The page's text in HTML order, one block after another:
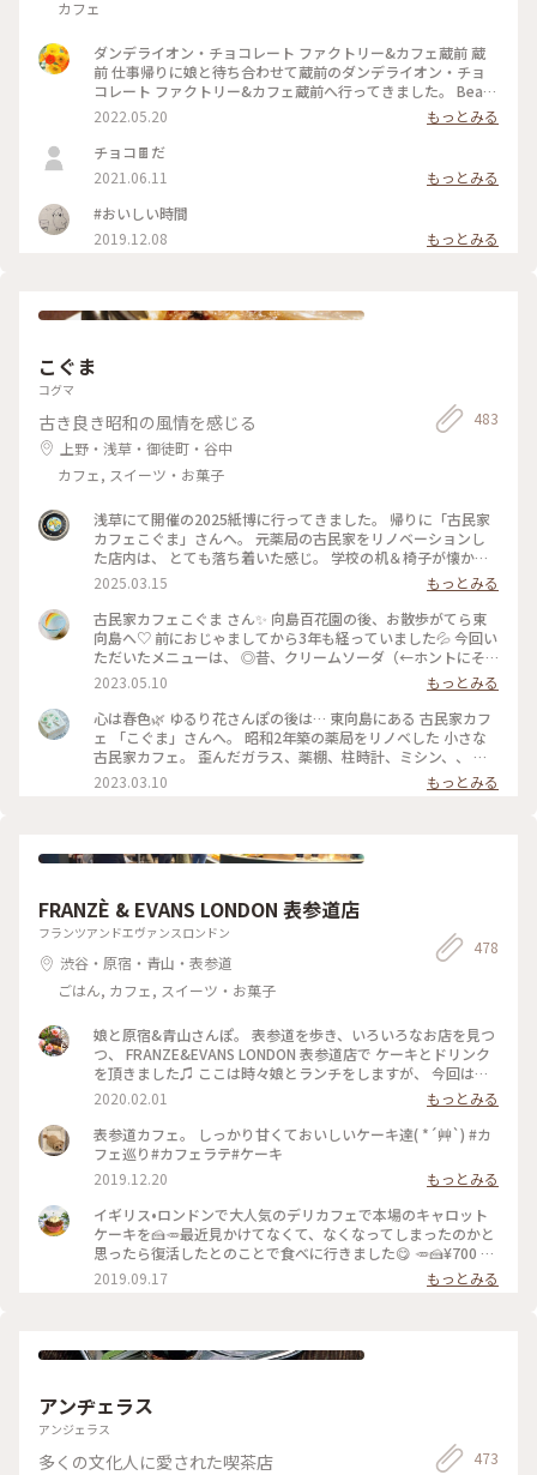
カフェ
ダンデライオン・チョコレート ファクトリー&カフェ蔵前 蔵
前 仕事帰りに娘と待ち合わせて蔵前のダンデライオン・チョ
コレート ファクトリー&カフェ蔵前へ行ってきました。 Bean
to Bar（ビーントゥバー）とは、カカオ豆からチョコレートバ
ーになるまで一貫して製造を行うことだそうで（いまさら知り
ました💦）、レジ脇の硝子張りのお部屋にはカカオ豆がたくさ
んあり、右側には完成したチョコバーが綺麗に並んでいまし
た。 今日は、蔵前店限定のほうじ茶で香りづけしたホットチ
ョコレートと一番人気のスモアをたべました。 （スモア→グ
ラハムクラッカーの上にチョコレートガナッシュとマシュマロ
が乗っていて、注文を受けてから表面を焼き上げてくれます）
て、東京にはいまはここだけになってしまったのですね。 土日
前 #カフェ #まだまだ #行きたいカフェが #いっぱい
2022.05.20
もっとみる
チョコ🍫だ
2021.06.11
もっとみる
#おいしい時間
2019.12.08
もっとみる
こぐま
コグマ
古き良き昭和の風情を感じる
上野・浅草・御徒町・谷中
カフェ, スイーツ・お菓子
483
浅草にて開催の2025紙博に行ってきました。 帰りに「古民家
カフェこぐま」さんへ。 元薬局の古民家をリノベーションし
た店内は、 とても落ち着いた感じ。 学校の机＆椅子が懐かし
いかった！ 食事とスイーツで悩みましたが、 今回はランチ兼
ディナーとして焼きオムライス。 卵の下にチーズが入ってい
て、美味しかったです。 次はスイーツをいただきたいな〜 #曳
舟 #東向島 #古民家カフェ #スカイツリー
2025.03.15
もっとみる
古民家カフェこぐま さん✨ 向島百花園の後、お散歩がてら東
向島へ♡ 前におじゃましてから3年も経っていました💦 今回い
ただいたメニューは、 ◎昔、クリームソーダ（←ホントにそ
ういう名前） ◎焼きカレー ここに来ると頼みたくなるクリー
ムソーダ（笑） （前回も投稿していた😂） そしてお初の焼き
カレー旨しです！🍛 * 相変わらずレトロ感溢れ、ダウンライト
が落ち着きます。 ポイントカードをもらったので、 また訪問
したいと思います🧸💕 #こぐま #古民家カフェ #レトロ #もと
薬局 #ランチ #スイーツ食べてないよ #私のことりっぷ旅 #レ
トロな街 #ひとりカフェ部
2023.05.10
もっとみる
心は春色🌿 ゆるり花さんぽの後は… 東向島にある 古民家カフ
ェ 「こぐま」さんへ。 昭和2年築の薬局をリノベした 小さな
古民家カフェ。 歪んだガラス、薬棚、柱時計、ミシン、、 古
いものと、学校の机と椅子などなど… なんともノスタルジック
な店内で あんみつ玉と ジャスミン茶、 ショコラと珈琲のタル
た。 #心は春色#東向島#こぐま#古民家カフェ#東京カフェ#ゆ
2023.03.10 もっとみる
FRANZÈ & EVANS LONDON 表参道店
フランツアンドエヴァンスロンドン
渋谷・原宿・青山・表参道
ごはん, カフェ, スイーツ・お菓子
478
娘と原宿&青山さんぽ。 表参道を歩き、いろいろなお店を見つ
つ、 FRANZE&EVANS LONDON 表参道店で ケーキとドリンク
を頂きました♫ ここは時々娘とランチをしますが、 今回はケ
ーキを、私はビーツのカフェラテと一緒に♡ どのケーキもと
ってもかわいくて 美味しそうで迷いました。 私は今回パンプ
ディングのケーキで、 あたたかくて美味しかったです(o^^o)
居心地が良くホッとひと息。 パンプディングとカフェラテで
ゆっくりあたたまりました(^-^) #franzeandevanslondon #表
参道 #神宮前 #東京 #冬のおでかけ #わたしの街 #ケーキ #カフ
ェラテ #ビーツ #ラテアート #カフェ #青山
2020.02.01
もっとみる
表参道カフェ。 しっかり甘くておいしいケーキ達( *´艸`) #カ
フェ巡り#カフェラテ#ケーキ
2019.12.20
もっとみる
イギリス•ロンドンで大人気のデリカフェで本場のキャロット
ケーキを🍰🥕最近見かけてなくて、なくなってしまったのかと
思ったら復活したとのことで食べに行きました😋 🥕🍰¥700 #
フランツアンドエヴァンス #キャロットケーキ #表参道
2019.09.17 もっとみる
アンヂェラス
アンジェラス
多くの文化人に愛された喫茶店 473